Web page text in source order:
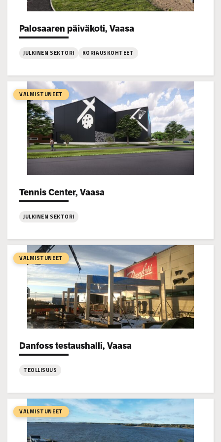
Palosaaren päiväkoti, Vaasa
Project types:
JULKINEN SEKTORI KORJAUSKOHTEET
Palosaaren
päiväkoti,
Vaasa
VALMISTUNEET
Tennis Center, Vaasa
Project types:
JULKINEN SEKTORI
Tennis
Center,
Vaasa
VALMISTUNEET
Danfoss testaushalli, Vaasa
Project types:
TEOLLISUUS
Danfoss
testaushalli,
Vaasa
VALMISTUNEET